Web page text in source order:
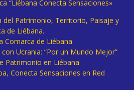
“Liébana Conecta Sensaciones»
del Patrimonio, Territorio, Paisaje y
de Liébana.
Comarca de Liébana
Ucrania: “Por un Mundo Mejor”
Patrimonio en Liébana
Conecta Sensaciones en Red